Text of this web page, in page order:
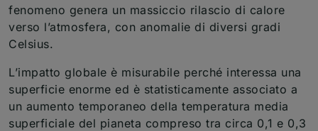
fenomeno genera un massiccio rilascio di calore
verso l’atmosfera, con anomalie di diversi gradi
Celsius.
L’impatto globale è misurabile perché interessa una
superficie enorme ed è statisticamente associato a
un aumento temporaneo della temperatura media
superficiale del pianeta compreso tra circa 0,1 e 0,3